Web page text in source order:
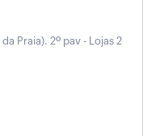
Praia). 2º pav - Lojas 2